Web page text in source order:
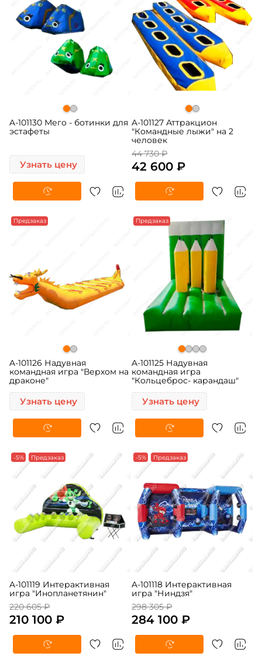
A-101130 Мего - ботинки для
эстафеты
Узнать цену
A-101127 Аттракцион
"Командные лыжи" на 2
человек
44 730 ₽
42 600 ₽
Предзаказ
A-101126 Надувная
командная игра "Верхом на
драконе"
Узнать цену
Предзаказ
A-101125 Надувная
командная игра
"Кольцеброс- карандаш"
Узнать цену
-5% Предзаказ
A-101119 Интерактивная
игра "Инопланетянин"
220 605 ₽
210 100 ₽
-5% Предзаказ
A-101118 Интерактивная
игра "Ниндзя"
298 305 ₽
284 100 ₽